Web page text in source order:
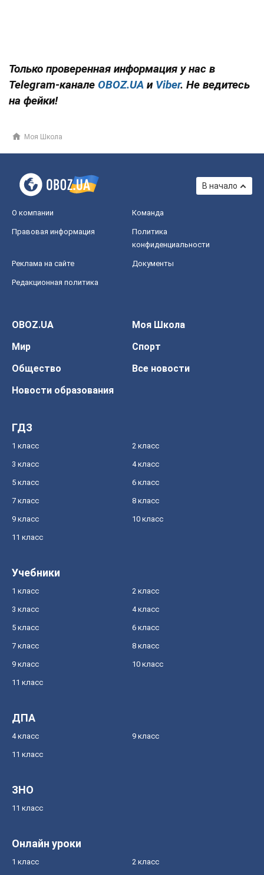
Только проверенная информация у нас в
Telegram-канале OBOZ.UA и Viber. Не ведитесь
на фейки!
Моя Школа
В начало
О компании Команда
Правовая информация
Политика
конфиденциальности
Реклама на сайте Документы
Редакционная политика
OBOZ.UA
Моя Школа
Мир
Спорт
Общество
Все новости
Новости образования
ГДЗ
1 класс 2 класс
3 класс 4 класс
5 класс 6 класс
7 класс 8 класс
9 класс 10 класс
11 класс
Учебники
1 класс 2 класс
3 класс 4 класс
5 класс 6 класс
7 класс 8 класс
9 класс 10 класс
11 класс
ДПА
4 класс 9 класс
11 класс
ЗНО
11 класс
Онлайн уроки
1 класс 2 класс